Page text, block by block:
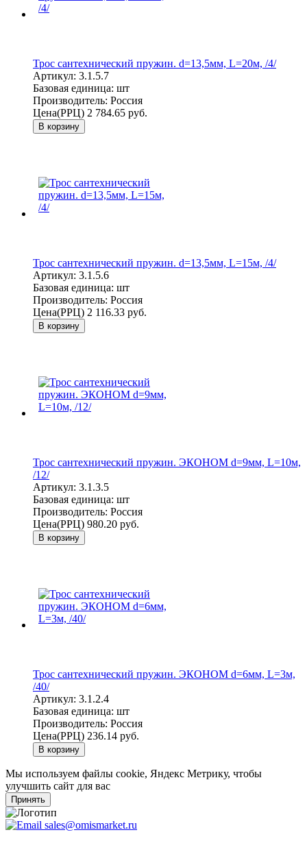
Трос сантехнический пружин. d=13,5мм, L=20м, /4/
Артикул: 3.1.5.7
Базовая единица: шт
Производитель: Россия
Цена(РРЦ) 2 784.65 руб.
В корзину
Трос сантехнический пружин. d=13,5мм, L=15м, /4/
Артикул: 3.1.5.6
Базовая единица: шт
Производитель: Россия
Цена(РРЦ) 2 116.33 руб.
В корзину
Трос сантехнический пружин. ЭКОНОМ d=9мм, L=10м,
/12/
Артикул: 3.1.3.5
Базовая единица: шт
Производитель: Россия
Цена(РРЦ) 980.20 руб.
В корзину
Трос сантехнический пружин. ЭКОНОМ d=6мм, L=3м,
/40/
Артикул: 3.1.2.4
Базовая единица: шт
Производитель: Россия
Цена(РРЦ) 236.14 руб.
В корзину
Мы используем файлы cookie, Яндекс Метрику, чтобы
улучшить сайт для вас
Принять
sales@omismarket.ru